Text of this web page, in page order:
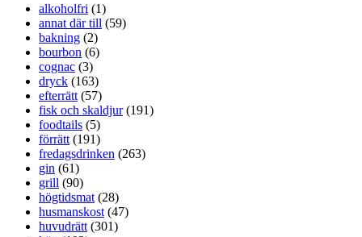
alkoholfri (1)
annat där till (59)
bakning (2)
bourbon (6)
cognac (3)
dryck (163)
efterrätt (57)
fisk och skaldjur(191)
foodtails (5)
förrätt (191)
fredagsdrinken (263)
gin (61)
grill (90)
högtidsmat (28)
husmanskost (47)
huvudrätt (301)